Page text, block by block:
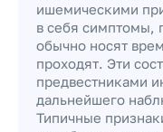
ишемическими
в себя симптомы,
обычно носят
проходят. Эти
предвестниками
дальнейшего
Типичные